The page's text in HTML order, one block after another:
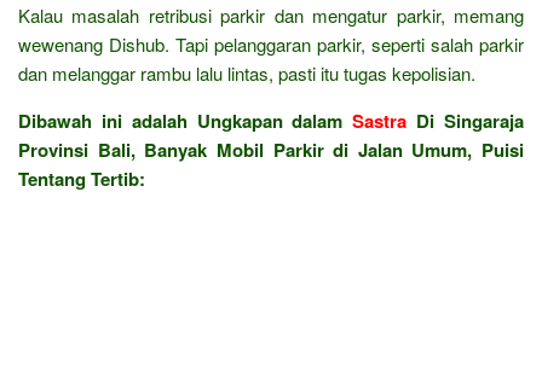
Kalau masalah retribusi parkir dan mengatur parkir, memang
wewenang Dishub. Tapi pelanggaran parkir, seperti salah parkir
dan melanggar rambu lalu lintas, pasti itu tugas kepolisian.
Dibawah ini adalah Ungkapan dalamSastra Di Singaraja
Provinsi Bali, Banyak Mobil Parkir di Jalan Umum, Puisi
Tentang Tertib: